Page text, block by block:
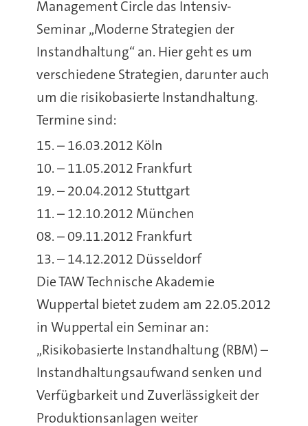
Management Circle das Intensiv-
Seminar „Moderne Strategien der
Instandhaltung“ an. Hier geht es um
verschiedene Strategien, darunter auch
um die risikobasierte Instandhaltung.
Termine sind:
15. – 16.03.2012 Köln
10. – 11.05.2012 Frankfurt
19. – 20.04.2012 Stuttgart
11. – 12.10.2012 München
08. – 09.11.2012 Frankfurt
13. – 14.12.2012 Düsseldorf
Die TAW Technische Akademie
Wuppertal bietet zudem am 22.05.2012
in Wuppertal ein Seminar an:
„Risikobasierte Instandhaltung (RBM) –
Instandhaltungsaufwand senken und
Verfügbarkeit und Zuverlässigkeit der
Produktionsanlagen weiter